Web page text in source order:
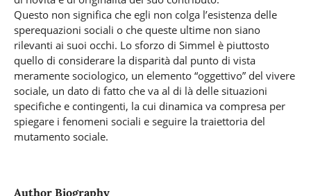
Questo non significa che egli non colga l’esistenza delle
sperequazioni sociali o che queste ultime non siano
rilevanti ai suoi occhi. Lo sforzo di Simmel è piuttosto
quello di considerare la disparità dal punto di vista
meramente sociologico, un elemento “oggettivo” del vivere
sociale, un dato di fatto che va al di là delle situazioni
specifiche e contingenti, la cui dinamica va compresa per
spiegare i fenomeni sociali e seguire la traiettoria del
mutamento sociale.
Author Biography